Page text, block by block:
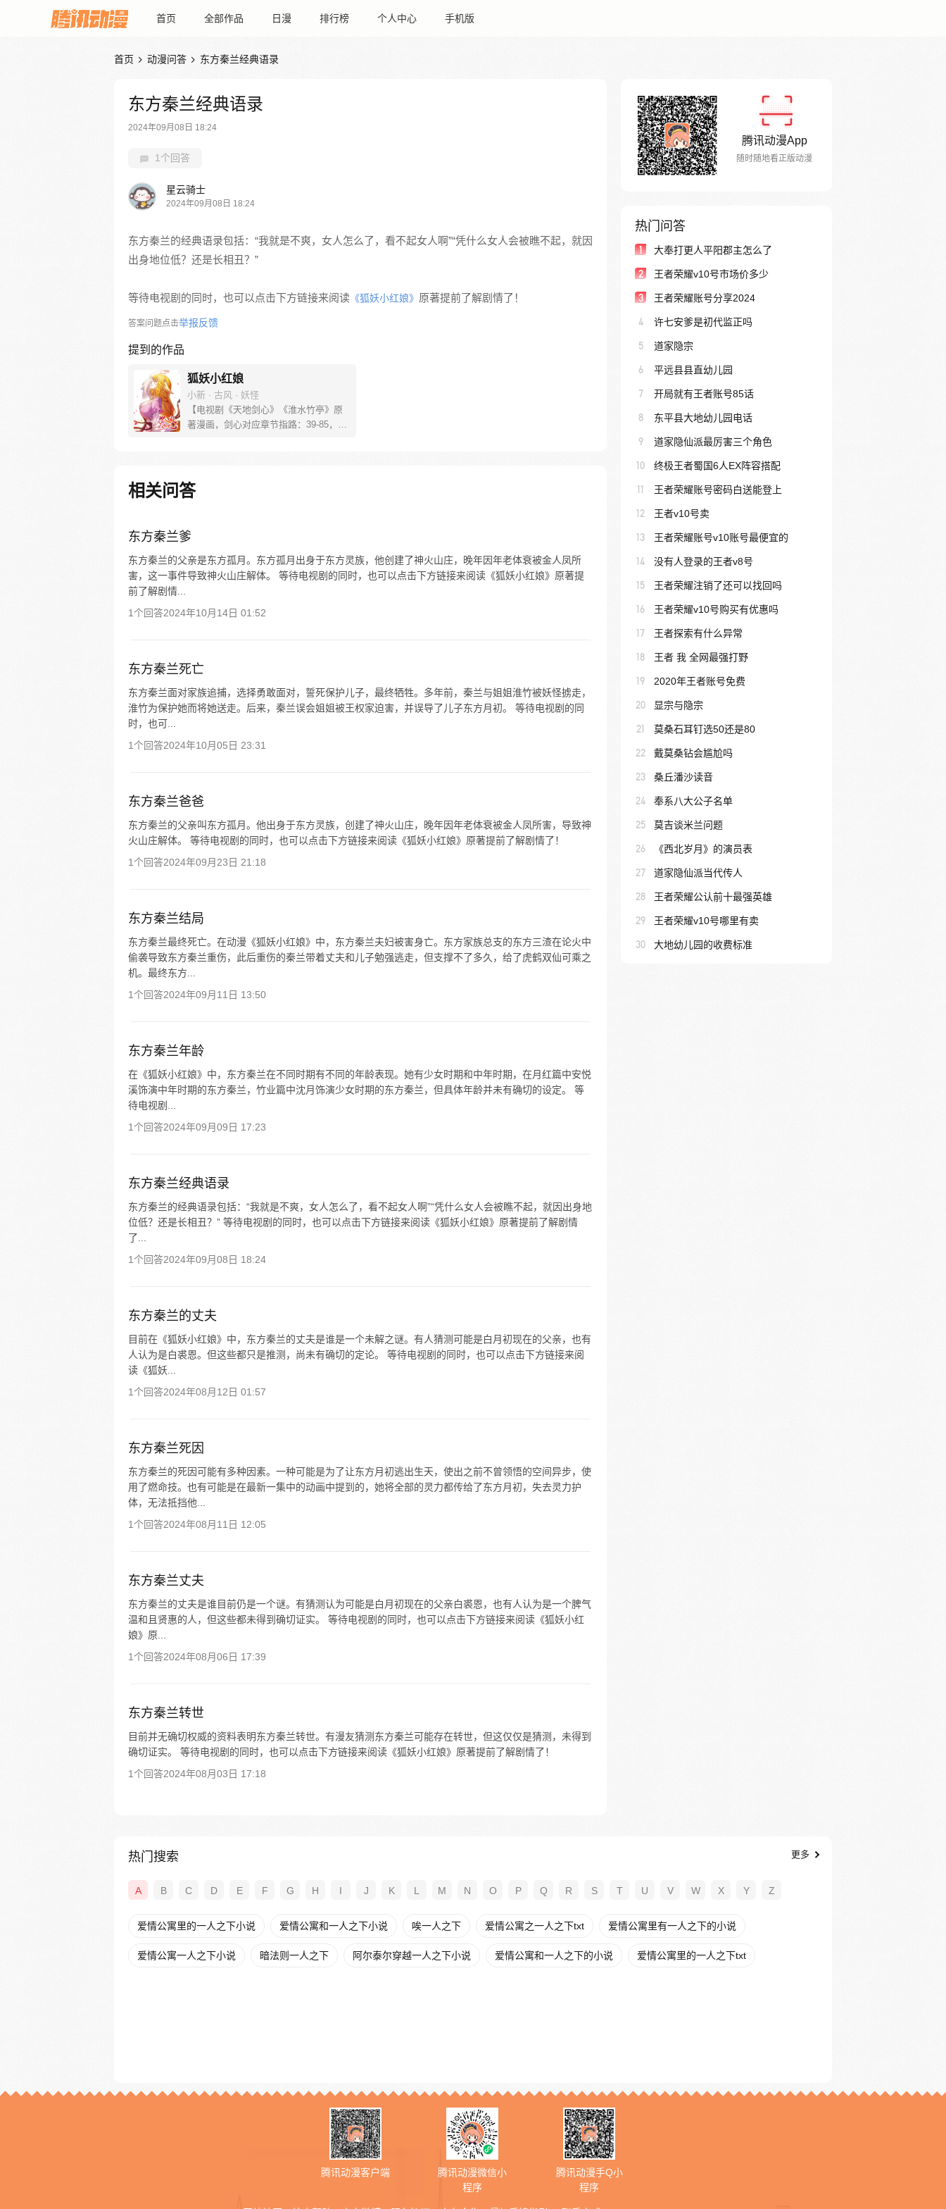
首页 全部作品 日漫 排行榜 个人中心 手机版
首页  动漫问答  东方秦兰经典语录
东方秦兰经典语录
2024年09月08日 18:24
1个回答
星云骑士
2024年09月08日 18:24
东方秦兰的经典语录包括：“我就是不爽，女人怎么了，看不起女人啊”“凭什么女人会被瞧不起，就因
出身地位低？还是长相丑？”
等待电视剧的同时，也可以点击下方链接来阅读 《狐妖小红娘》 原著提前了解剧情了！
答案问题点击举报反馈
提到的作品
狐妖小红娘
小新 · 古风 · 妖怪
【电视剧《天地剑心》《淮水竹亭》原
著漫画，剑心对应章节指路：39-85，淮
新。）
相关问答
东方秦兰爹
东方秦兰的父亲是东方孤月。东方孤月出身于东方灵族，他创建了神火山庄，晚年因年老体衰被金人凤所
害，这一事件导致神火山庄解体。 等待电视剧的同时，也可以点击下方链接来阅读《狐妖小红娘》原著提
前了解剧情...
1个回答2024年10月14日 01:52
东方秦兰死亡
东方秦兰面对家族追捕，选择勇敢面对，誓死保护儿子，最终牺牲。多年前，秦兰与姐姐淮竹被妖怪掳走，
淮竹为保护她而将她送走。后来，秦兰误会姐姐被王权家迫害，并误导了儿子东方月初。 等待电视剧的同
时，也可...
1个回答2024年10月05日 23:31
东方秦兰爸爸
东方秦兰的父亲叫东方孤月。他出身于东方灵族，创建了神火山庄，晚年因年老体衰被金人凤所害，导致神
火山庄解体。 等待电视剧的同时，也可以点击下方链接来阅读《狐妖小红娘》原著提前了解剧情了！
1个回答2024年09月23日 21:18
东方秦兰结局
东方秦兰最终死亡。在动漫《狐妖小红娘》中，东方秦兰夫妇被害身亡。东方家族总支的东方三渣在论火中
偷袭导致东方秦兰重伤，此后重伤的秦兰带着丈夫和儿子勉强逃走，但支撑不了多久，给了虎鹤双仙可乘之
机。最终东方...
1个回答2024年09月11日 13:50
东方秦兰年龄
在《狐妖小红娘》中，东方秦兰在不同时期有不同的年龄表现。她有少女时期和中年时期，在月红篇中安悦
溪饰演中年时期的东方秦兰，竹业篇中沈月饰演少女时期的东方秦兰，但具体年龄并未有确切的设定。 等
待电视剧...
1个回答2024年09月09日 17:23
东方秦兰经典语录
东方秦兰的经典语录包括：“我就是不爽，女人怎么了，看不起女人啊”“凭什么女人会被瞧不起，就因出身地
位低？还是长相丑？” 等待电视剧的同时，也可以点击下方链接来阅读《狐妖小红娘》原著提前了解剧情
了...
1个回答2024年09月08日 18:24
东方秦兰的丈夫
目前在《狐妖小红娘》中，东方秦兰的丈夫是谁是一个未解之谜。有人猜测可能是白月初现在的父亲，也有
人认为是白裘恩。但这些都只是推测，尚未有确切的定论。 等待电视剧的同时，也可以点击下方链接来阅
读《狐妖...
1个回答2024年08月12日 01:57
东方秦兰死因
东方秦兰的死因可能有多种因素。一种可能是为了让东方月初逃出生天，使出之前不曾领悟的空间异步，使
用了燃命技。也有可能是在最新一集中的动画中提到的，她将全部的灵力都传给了东方月初，失去灵力护
体，无法抵挡他...
1个回答2024年08月11日 12:05
东方秦兰丈夫
东方秦兰的丈夫是谁目前仍是一个谜。有猜测认为可能是白月初现在的父亲白裘恩，也有人认为是一个脾气
温和且贤惠的人，但这些都未得到确切证实。 等待电视剧的同时，也可以点击下方链接来阅读《狐妖小红
娘》原...
1个回答2024年08月06日 17:39
东方秦兰转世
目前并无确切权威的资料表明东方秦兰转世。有漫友猜测东方秦兰可能存在转世，但这仅仅是猜测，未得到
确切证实。 等待电视剧的同时，也可以点击下方链接来阅读《狐妖小红娘》原著提前了解剧情了！
1个回答2024年08月03日 17:18
腾讯动漫App
随时随地看正版动漫
热门问答
1 大奉打更人平阳郡主怎么了
2 王者荣耀v10号市场价多少
3 王者荣耀账号分享2024
4 许七安爹是初代监正吗
5 道家隐宗
6 平远县县直幼儿园
7 开局就有王者账号85话
8 东平县大地幼儿园电话
9 道家隐仙派最厉害三个角色
10 终极王者蜀国6人EX阵容搭配
11 王者荣耀账号密码白送能登上
12 王者v10号卖
13 王者荣耀账号v10账号最便宜的
14 没有人登录的王者v8号
15 王者荣耀注销了还可以找回吗
16 王者荣耀v10号购买有优惠吗
17 王者探索有什么异常
18 王者 我 全网最强打野
19 2020年王者账号免费
20 显宗与隐宗
21 莫桑石耳钉选50还是80
22 戴莫桑钻会尴尬吗
23 桑丘潘沙读音
24 奉系八大公子名单
25 莫吉谈米兰问题
26 《西北岁月》的演员表
27 道家隐仙派当代传人
28 王者荣耀公认前十最强英雄
29 王者荣耀v10号哪里有卖
30 大地幼儿园的收费标准
热门搜索 更多
A B C D E F G H I J K L M N O P Q R S T U V W X Y Z
爱情公寓里的一人之下小说 爱情公寓和一人之下小说 唉一人之下 爱情公寓之一人之下txt 爱情公寓里有一人之下的小说
爱情公寓一人之下小说 暗法则一人之下 阿尔泰尔穿越一人之下小说 爱情公寓和一人之下的小说 爱情公寓里的一人之下txt
腾讯动漫客户端
腾讯动漫微信小
程序
腾讯动漫手Q小
程序